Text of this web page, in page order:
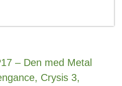
– Den med Metal
Crysis 3,